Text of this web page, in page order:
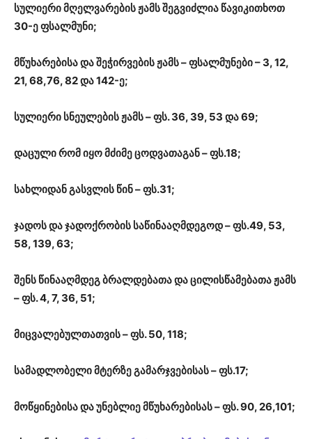
სულიერი მღელვარების ჟამს შეგვიძლია წავიკითხოთ
30-ე ფსალმუნი;
მწუხარებისა და შეჭირვების ჟამს – ფსალმუნები – 3, 12,
21, 68,76, 82 და 142-ე;
სულიერი სნეულების ჟამს – ფს. 36, 39, 53 და 69;
დაცული რომ იყო მძიმე ცოდვათაგან – ფს.18;
სახლიდან გასვლის წინ – ფს.31;
ჯადოს და ჯადოქრობის საწინააღმდეგოდ – ფს.49, 53,
58, 139, 63;
შენს წინააღმდეგ ბრალდებათა და ცილისწამებათა ჟამს
– ფს. 4, 7, 36, 51;
მიცვალებულთათვის – ფს. 50, 118;
სამადლობელი მტერზე გამარჯვებისას – ფს.17;
მოწყინებისა და უნებლიე მწუხარებისას – ფს. 90, 26,101;